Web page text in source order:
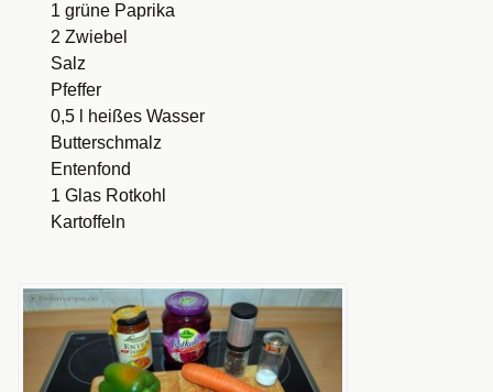
1 grüne Paprika
2 Zwiebel
Salz
Pfeffer
0,5 l heißes Wasser
Butterschmalz
Entenfond
1 Glas Rotkohl
Kartoffeln